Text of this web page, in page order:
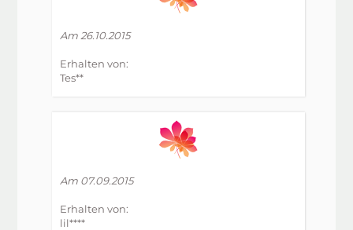
Am 26.10.2015
Erhalten von:
Tes**
Am 07.09.2015
Erhalten von:
lil****